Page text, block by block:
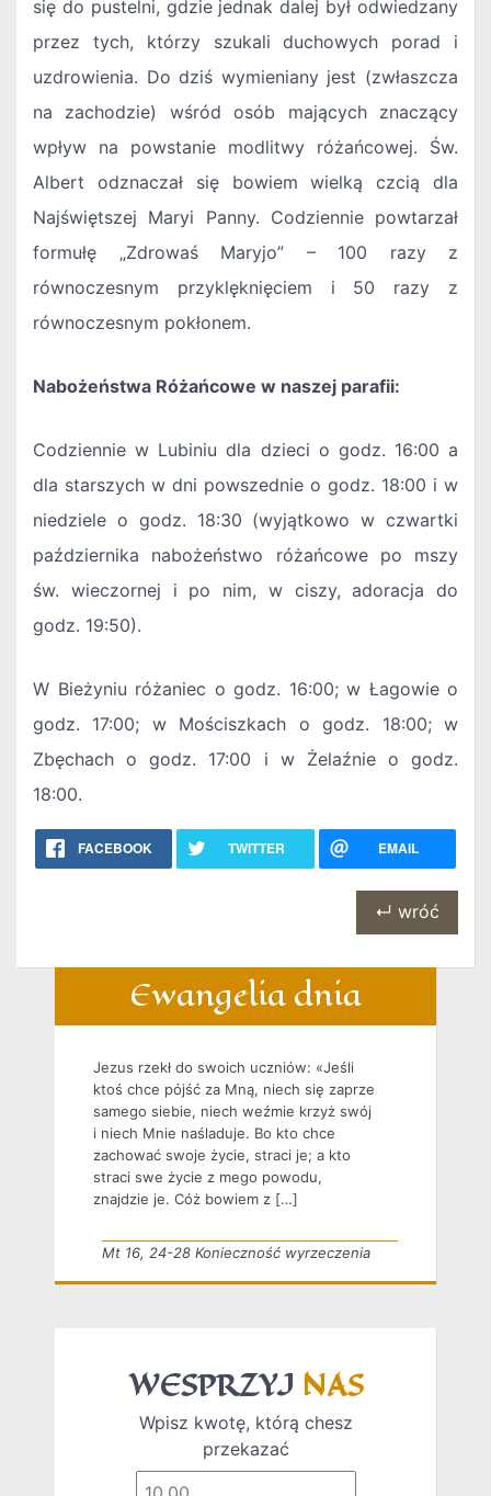
się do pustelni, gdzie jednak dalej był odwiedzany
przez tych, którzy szukali duchowych porad i
uzdrowienia. Do dziś wymieniany jest (zwłaszcza
na zachodzie) wśród osób mających znaczący
wpływ na powstanie modlitwy różańcowej. Św.
Albert odznaczał się bowiem wielką czcią dla
Najświętszej Maryi Panny. Codziennie powtarzał
formułę „Zdrowaś Maryjo” – 100 razy z
równoczesnym przyklęknięciem i 50 razy z
równoczesnym pokłonem.
Nabożeństwa Różańcowe w naszej parafii:
Codziennie w Lubiniu dla dzieci o godz. 16:00 a
dla starszych w dni powszednie o godz. 18:00 i w
niedziele o godz. 18:30 (wyjątkowo w czwartki
października nabożeństwo różańcowe po mszy
św. wieczornej i po nim, w ciszy, adoracja do
godz. 19:50).
W Bieżyniu różaniec o godz. 16:00; w Łagowie o
godz. 17:00; w Mościszkach o godz. 18:00; w
Zbęchach o godz. 17:00 i w Żelaźnie o godz.
18:00.
FACEBOOK TWITTER EMAIL
↵ wróć
Ewangelia dnia
Jezus rzekł do swoich uczniów: «Jeśli
ktoś chce pójść za Mną, niech się zaprze
samego siebie, niech weźmie krzyż swój
i niech Mnie naśladuje. Bo kto chce
zachować swoje życie, straci je; a kto
straci swe życie z mego powodu,
znajdzie je. Cóż bowiem z […]
Mt 16, 24-28 Konieczność wyrzeczenia
WESPRZYJ NAS
Wpisz kwotę, którą chesz
przekazać